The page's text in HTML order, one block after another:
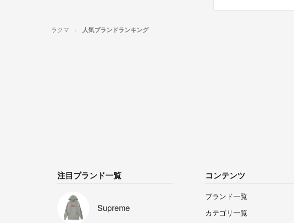
ラクマ 人気ブランドランキング
注目ブランド一覧
Supreme
コンテンツ
ブランド一覧
カテゴリ一覧